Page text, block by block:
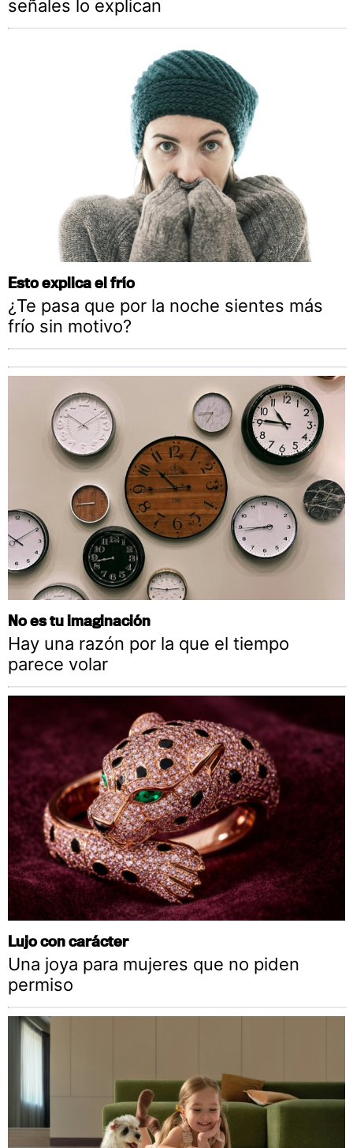
señales lo explican
Esto explica el frío
¿Te pasa que por la noche sientes más
frío sin motivo?
No es tu imaginación
Hay una razón por la que el tiempo
parece volar
Lujo con carácter
Una joya para mujeres que no piden
permiso